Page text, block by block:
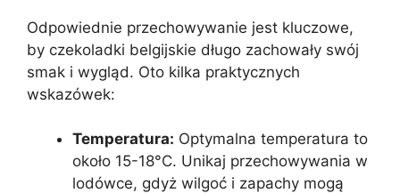
Odpowiednie przechowywanie jest kluczowe,
by czekoladki belgijskie długo zachowały swój
smak i wygląd. Oto kilka praktycznych
wskazówek:
Temperatura: Optymalna temperatura to
około 15-18°C. Unikaj przechowywania w
lodówce, gdyż wilgoć i zapachy mogą